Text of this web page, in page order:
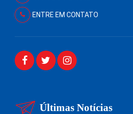
ENTRE EM CONTATO
Últimas Notícias